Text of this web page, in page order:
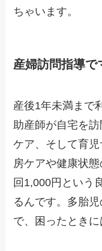
ちゃいます。
産婦訪問指導で
産後1年未満まで
助産師が自宅を
ケア、そして育
房ケアや健康状
回1,000円という
るんです。多胎
で、困ったとき